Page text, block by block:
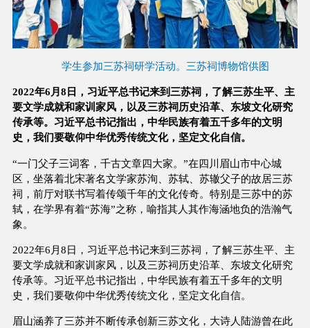
学生参加三苏祠研学活动。三苏祠博物馆供图
2022年6月8日，习近平总书记来到三苏祠，了解三苏生平、主
要文学成就和家训家风，以及三苏祠历史沿革、东坡文化研究
传承等。习近平总书记指出，中华民族有着五千多年的文明
史，我们要敬仰中华优秀传统文化，坚定文化自信。
“一门父子三词客，千古文章四大家。”在四川眉山市中心城
区，坐落着北宋著名文学家苏洵、苏轼、苏辙父子的故居三苏
祠，前厅对联书写着传颂千年的文化传奇。特别是三苏中的苏
轼，在学界有着“苏海”之称，喻指其人其作海涵地负的浩瀚气
象。
2022年6月8日，习近平总书记来到三苏祠，了解三苏生平、主
要文学成就和家训家风，以及三苏祠历史沿革、东坡文化研究
传承等。习近平总书记指出，中华民族有着五千多年的文明
史，我们要敬仰中华优秀传统文化，坚定文化自信。
眉山涵养了三苏并不断传承创新三苏文化，大诗人陆游曾在此